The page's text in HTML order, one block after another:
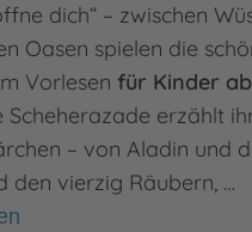
dich“ – zwischen
Oasen spielen die
Vorlesen für Kinder
Scheherazade erzählt
– von Aladin und
den vierzig Räubern, …